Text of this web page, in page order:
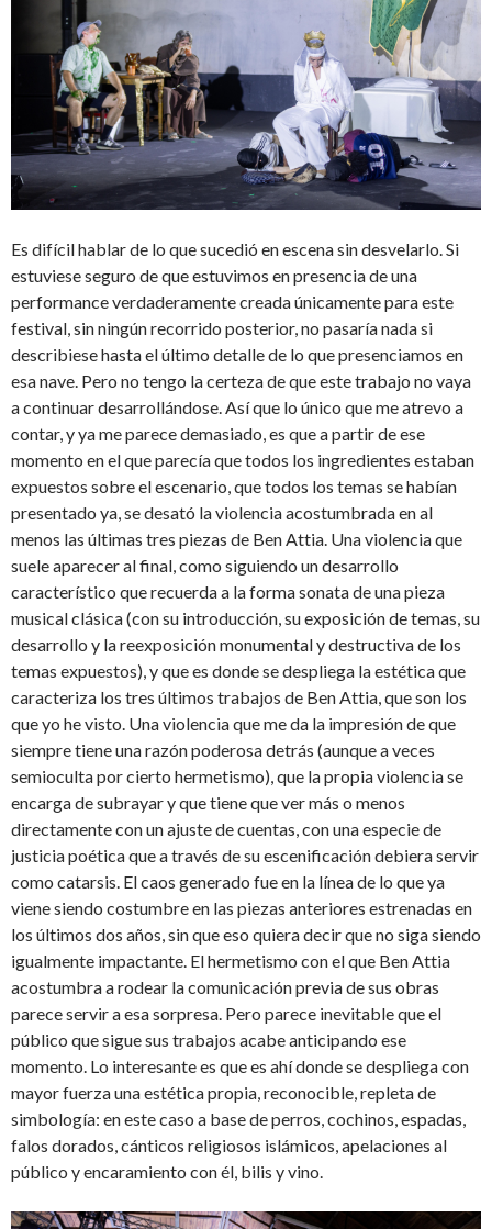
Es difícil hablar de lo que sucedió en escena sin desvelarlo. Si
estuviese seguro de que estuvimos en presencia de una
performance verdaderamente creada únicamente para este
festival, sin ningún recorrido posterior, no pasaría nada si
describiese hasta el último detalle de lo que presenciamos en
esa nave. Pero no tengo la certeza de que este trabajo no vaya
a continuar desarrollándose. Así que lo único que me atrevo a
contar, y ya me parece demasiado, es que a partir de ese
momento en el que parecía que todos los ingredientes estaban
expuestos sobre el escenario, que todos los temas se habían
presentado ya, se desató la violencia acostumbrada en al
menos las últimas tres piezas de Ben Attia. Una violencia que
suele aparecer al final, como siguiendo un desarrollo
característico que recuerda a la forma sonata de una pieza
musical clásica (con su introducción, su exposición de temas, su
desarrollo y la reexposición monumental y destructiva de los
temas expuestos), y que es donde se despliega la estética que
caracteriza los tres últimos trabajos de Ben Attia, que son los
que yo he visto. Una violencia que me da la impresión de que
siempre tiene una razón poderosa detrás (aunque a veces
semioculta por cierto hermetismo), que la propia violencia se
encarga de subrayar y que tiene que ver más o menos
directamente con un ajuste de cuentas, con una especie de
justicia poética que a través de su escenificación debiera servir
como catarsis. El caos generado fue en la línea de lo que ya
viene siendo costumbre en las piezas anteriores estrenadas en
los últimos dos años, sin que eso quiera decir que no siga siendo
igualmente impactante. El hermetismo con el que Ben Attia
acostumbra a rodear la comunicación previa de sus obras
parece servir a esa sorpresa. Pero parece inevitable que el
público que sigue sus trabajos acabe anticipando ese
momento. Lo interesante es que es ahí donde se despliega con
mayor fuerza una estética propia, reconocible, repleta de
simbología: en este caso a base de perros, cochinos, espadas,
falos dorados, cánticos religiosos islámicos, apelaciones al
público y encaramiento con él, bilis y vino.